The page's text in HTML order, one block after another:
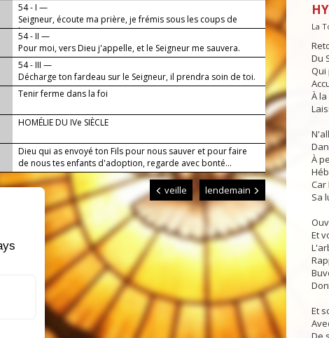
54 - I —
Seigneur, écoute ma prière, je frémis sous les coups de
l'ennemi.
54 - II —
Pour moi, vers Dieu j'appelle, et le Seigneur me sauvera.
54 - III —
Décharge ton fardeau sur le Seigneur, il prendra soin de toi.
Tenir ferme dans la foi
HOMÉLIE DU IVe SIÈCLE
Dieu qui as envoyé ton Fils pour nous sauver et pour faire
de nous tes enfants d'adoption, regarde avec bonté...
veille lendemain
La
Du
Qui
À
À
Car
Sa
Et
Et